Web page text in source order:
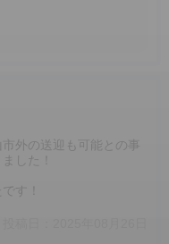
外の送迎も可能との事
した！
す！